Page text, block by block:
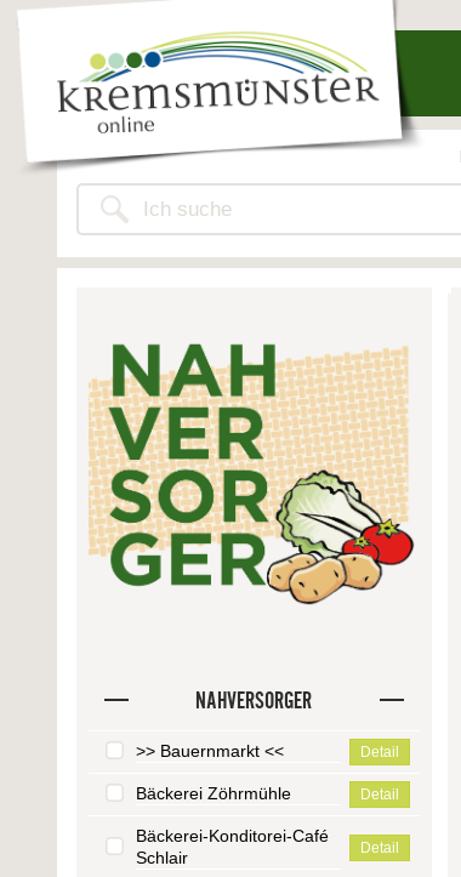
NAHVERSORGER
>> Bauernmarkt << Detail
Bäckerei Zöhrmühle Detail
Bäckerei-Konditorei-Café
Schlair
Detail